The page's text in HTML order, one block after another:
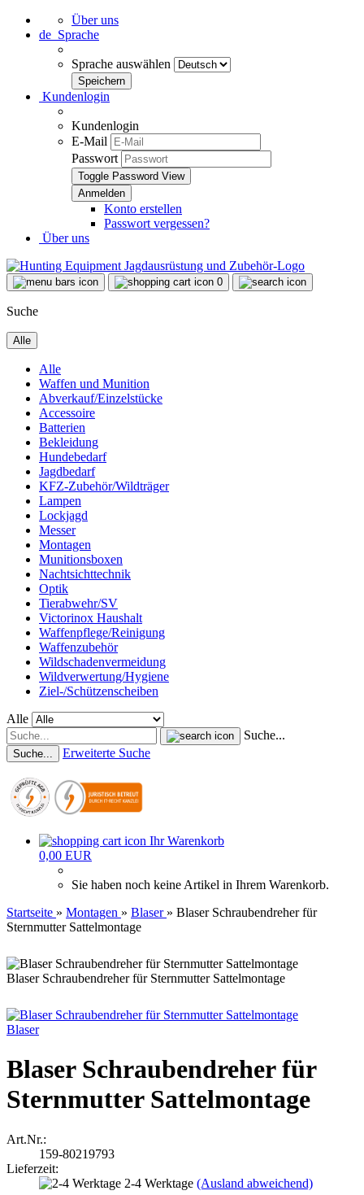
Über uns
de Sprache
Sprache auswählen
Kundenlogin
Kundenlogin
E-Mail
Passwort
Toggle Password View
Konto erstellen
Passwort vergessen?
Über uns
0
Suche
Alle
Alle
Waffen und Munition
Abverkauf/Einzelstücke
Accessoire
Batterien
Bekleidung
Hundebedarf
Jagdbedarf
KFZ-Zubehör/Wildträger
Lampen
Lockjagd
Messer
Montagen
Munitionsboxen
Nachtsichttechnik
Optik
Tierabwehr/SV
Victorinox Haushalt
Waffenpflege/Reinigung
Waffenzubehör
Wildschadenvermeidung
Wildverwertung/Hygiene
Ziel-/Schützenscheiben
Alle
Suche...
Suche... Erweiterte Suche
Ihr Warenkorb
0,00 EUR
Sie haben noch keine Artikel in Ihrem Warenkorb.
Startseite » Montagen » Blaser » Blaser Schraubendreher für
Sternmutter Sattelmontage
Blaser Schraubendreher für Sternmutter Sattelmontage
Blaser
Blaser Schraubendreher für
Sternmutter Sattelmontage
Art.Nr.:
159-80219793
Lieferzeit:
2-4 Werktage (Ausland abweichend)